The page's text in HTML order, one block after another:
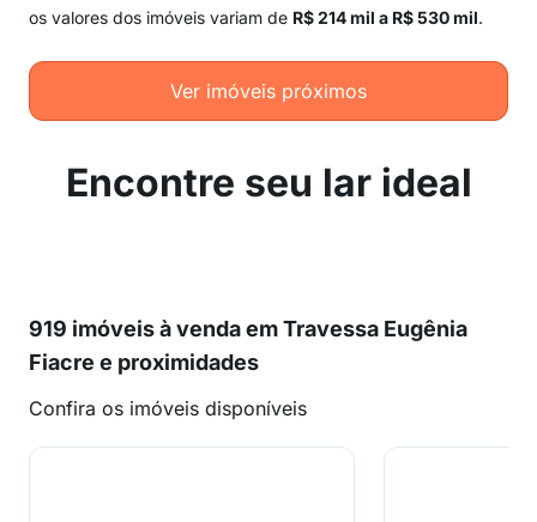
os valores dos imóveis variam de R$ 214 mil a R$ 530 mil.
Ver imóveis próximos
Encontre seu lar ideal
919 imóveis à venda em Travessa Eugênia
Fiacre e proximidades
Confira os imóveis disponíveis